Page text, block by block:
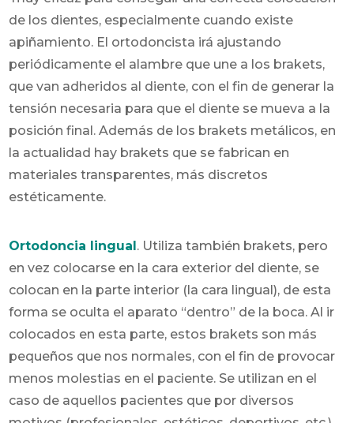
de los dientes, especialmente cuando existe
apiñamiento. El ortodoncista irá ajustando
periódicamente el alambre que une a los brakets,
que van adheridos al diente, con el fin de generar la
tensión necesaria para que el diente se mueva a la
posición final. Además de los brakets metálicos, en
la actualidad hay brakets que se fabrican en
materiales transparentes, más discretos
estéticamente.
Ortodoncia lingual. Utiliza también brakets, pero
en vez colocarse en la cara exterior del diente, se
colocan en la parte interior (la cara lingual), de esta
forma se oculta el aparato “dentro” de la boca. Al ir
colocados en esta parte, estos brakets son más
pequeños que nos normales, con el fin de provocar
menos molestias en el paciente. Se utilizan en el
caso de aquellos pacientes que por diversos